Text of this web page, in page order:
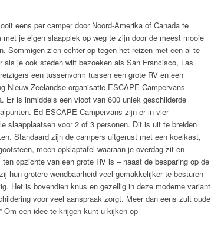
eens per camper door Noord-Amerika of Canada te
je eigen slaapplek op weg te zijn door de meest mooie
Sommigen zien echter op tegen het reizen met een al te
als je ook steden wilt bezoeken als San Francisco, Las
een tussenvorm tussen een grote RV en een
Nieuw Zeelandse organisatie ESCAPE Campervans
Er is inmiddels een vloot van 600 uniek geschilderde
Ed ESCAPE Campervans zijn er in vier
slaapplaatsen voor 2 of 3 personen. Dit is uit te breiden
Standaard zijn de campers uitgerust met een koelkast,
meen opklaptafel waaraan je overdag zit en
opzichte van een grote RV is – naast de besparing op de
hun grotere wendbaarheid veel gemakkelijker te besturen
Het is bovendien knus en gezellig in deze moderne variant
voor veel aanspraak zorgt. Meer dan eens zult oude
” Om een idee te krijgen kunt u kijken op